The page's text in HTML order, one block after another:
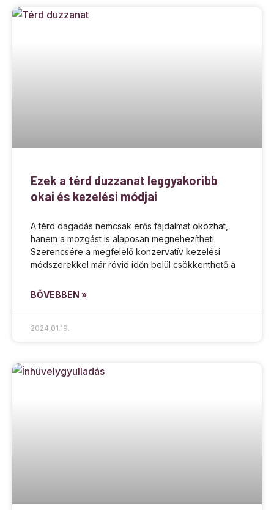
Ezek a térd duzzanat leggyakoribb
okai és kezelési módjai
A térd dagadás nemcsak erős fájdalmat okozhat,
hanem a mozgást is alaposan megnehezítheti.
Szerencsére a megfelelő konzervatív kezelési
módszerekkel már rövid időn belül csökkenthető a
BŐVEBBEN »
2024.01.19.